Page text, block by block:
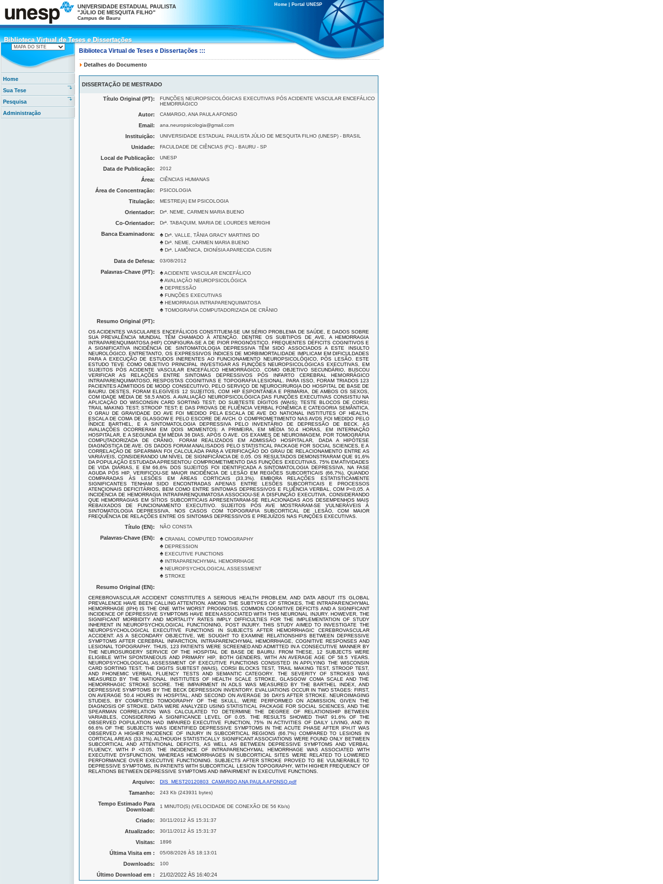
UNIVERSIDADE ESTADUAL PAULISTA
"JÚLIO DE MESQUITA FILHO"
Campus de Bauru
Home Portal UNESP
Biblioteca Virtual de Teses e Dissertações
Biblioteca Virtual de Teses e Dissertações
Home
Sua Tese
Pesquisa
Administração
Biblioteca Virtual de Teses e Dissertações :::
Detalhes do Documento
DISSERTAÇÃO DE MESTRADO
Título Original (PT):
FUNÇÕES NEUROPSICOLÓGICAS EXECUTIVAS PÓS ACIDENTE VASCULAR ENCEFÁLICO
HEMORRÁGICO
Autor: CAMARGO, ANA PAULA AFONSO
Email: ana.neuropsicologia@gmail.com
Instituição: UNIVERSIDADE ESTADUAL PAULISTA JÚLIO DE MESQUITA FILHO (UNESP) - BRASIL
Unidade: FACULDADE DE CIÊNCIAS (FC) - BAURU - SP
Local de Publicação: UNESP
Data de Publicação: 2012
Área: CIÊNCIAS HUMANAS
Área de Concentração: PSICOLOGIA
Titulação: MESTRE(A) EM PSICOLOGIA
Orientador: Drª. NEME, CARMEN MARIA BUENO
Co-Orientador: Drª. TABAQUIM, MARIA DE LOURDES MERIGHI
Banca Examinadora: ♠ Drª. VALLE, TÂNIA GRACY MARTINS DO
♠ Drª. NEME, CARMEN MARIA BUENO
♠ Drª. LAMÔNICA, DIONÍSIA APARECIDA CUSIN
Data de Defesa: 03/08/2012
Palavras-Chave (PT): ♠ACIDENTE VASCULAR ENCEFÁLICO
♠AVALIAÇÃO NEUROPSICOLÓGICA
♠ DEPRESSÃO
♠ FUNÇÕES EXECUTIVAS
♠ HEMORRAGIA INTRAPARENQUIMATOSA
♠ TOMOGRAFIA COMPUTADORIZADA DE CRÂNIO
Resumo Original (PT):
OS ACIDENTES VASCULARES ENCEFÁLICOS CONSTITUEM-SE UM SÉRIO PROBLEMA DE SAÚDE, E DADOS SOBRE
SUA PREVALÊNCIA MUNDIAL TÊM CHAMADO À ATENÇÃO. DENTRE OS SUBTIPOS DE AVE, A HEMORRAGIA
INTRAPARENQUIMATOSA (HIP) CONFIGURA-SE A DE PIOR PROGNÓSTICO. FREQUENTES DÉFICITS COGNITIVOS E
A SIGNIFICATIVA INCIDÊNCIA DE SINTOMATOLOGIA DEPRESSIVA TÊM SIDO ASSOCIADOS A ESTE INSULTO
NEUROLÓGICO. ENTRETANTO, OS EXPRESSIVOS ÍNDICES DE MORBIMORTALIDADE IMPLICAM EM DIFICULDADES
PARA A EXECUÇÃO DE ESTUDOS INERENTES AO FUNCIONAMENTO NEUROPSICOLÓGICO, PÓS LESÃO. ESTE
ESTUDO TEVE COMO OBJETIVO PRINCIPAL INVESTIGAR AS FUNÇÕES NEUROPSICOLÓGICAS EXECUTIVAS, EM
SUJEITOS PÓS ACIDENTE VASCULAR ENCEFÁLICO HEMORRÁGICO. COMO OBJETIVO SECUNDÁRIO, BUSCOU
VERIFICAR AS RELAÇÕES ENTRE SINTOMAS DEPRESSIVOS PÓS INFARTO CEREBRAL HEMORRÁGICO
INTRAPARENQUIMATOSO, RESPOSTAS COGNITIVAS E TOPOGRAFIA LESIONAL. PARA ISSO, FORAM TRIADOS 123
PACIENTES ADMITIDOS DE MODO CONSECUTIVO, PELO SERVIÇO DE NEUROCIRURGIA DO HOSPITAL DE BASE DE
BAURU. DESTES, FORAM ELEGÍVEIS 12 SUJEITOS, COM HIP ESPONTÂNEA E PRIMÁRIA, DE AMBOS OS SEXOS,
COM IDADE MÉDIA DE 58,5 ANOS. A AVALIAÇÃO NEUROPSICOLÓGICA DAS FUNÇÕES EXECUTIVAS CONSISTIU NA
APLICAÇÃO DO WISCONSIN CARD SORTING TEST; DO SUBTESTE DÍGITOS (WAIS); TESTE BLOCOS DE CORSI;
TRAIL MAKING TEST; STROOP TEST; E DAS PROVAS DE FLUÊNCIA VERBAL FONÊMICA E CATEGORIA SEMÂNTICA.
O GRAU DE GRAVIDADE DO AVE FOI MEDIDO PELA ESCALA DE AVE DO NATIONAL INSTITUTES OF HEALTH,
ESCALA DE COMA DE GLASGOW E PELO ESCORE DE AVCH. O COMPROMETIMENTO NAS AVDS FOI MEDIDO PELO
ÍNDICE BARTHEL, E A SINTOMATOLOGIA DEPRESSIVA PELO INVENTÁRIO DE DEPRESSÃO DE BECK. AS
AVALIAÇÕES OCORRERAM EM DOIS MOMENTOS: A PRIMEIRA, EM MÉDIA 50,4 HORAS, EM INTERNAÇÃO
HOSPITALAR, E A SEGUNDA EM MÉDIA 36 DIAS, APÓS O AVE. OS EXAMES DE NEUROIMAGEM, POR TOMOGRAFIA
COMPUTADORIZADA DE CRÂNIO, FORAM REALIZADOS EM ADMISSÃO HOSPITALAR, DADA A HIPÓTESE
DIAGNÓSTICA DE AVE. OS DADOS FORAM ANALISADOS PELO STATISTICAL PACKAGE FOR SOCIAL SCIENCES, E A
CORRELAÇÃO DE SPEARMAN FOI CALCULADA PARA A VERIFICAÇÃO DO GRAU DE RELACIONAMENTO ENTRE AS
VARIÁVEIS, CONSIDERANDO UM NÍVEL DE SIGNIFICÂNCIA DE 0,05. OS RESULTADOS DEMONSTRARAM QUE 91,6%
DA POPULAÇÃO ESTUDADA APRESENTOU COMPROMETIMENTO DAS FUNÇÕES EXECUTIVAS, 75% EM ATIVIDADES
DE VIDA DIÁRIAS, E EM 66,6% DOS SUJEITOS FOI IDENTIFICADA A SINTOMATOLOGIA DEPRESSIVA, NA FASE
AGUDA PÓS HIP. VERIFICOU-SE MAIOR INCIDÊNCIA DE LESÃO EM REGIÕES SUBCORTICAIS (66,7%), QUANDO
COMPARADAS ÀS LESÕES EM ÁREAS CORTICAIS (33,3%). EMBORA RELAÇÕES ESTATISTICAMENTE
SIGNIFICANTES TENHAM SIDO ENCONTRADAS APENAS ENTRE LESÕES SUBCORTICAIS E PROCESSOS
ATENCIONAIS DEFICITÁRIOS, BEM COMO ENTRE SINTOMAS DEPRESSIVOS E FLUÊNCIA VERBAL, COM P<0,05. A
INCIDÊNCIA DE HEMORRAGIA INTRAPARENQUIMATOSA ASSOCIOU-SE A DISFUNÇÃO EXECUTIVA, CONSIDERANDO
QUE HEMORRAGIAS EM SÍTIOS SUBCORTICAIS APRESENTARAM-SE RELACIONADAS AOS DESEMPENHOS MAIS
REBAIXADOS DE FUNCIONAMENTO EXECUTIVO. SUJEITOS PÓS AVE MOSTRARAM-SE VULNERÁVEIS À
SINTOMATOLOGIA DEPRESSIVA, NOS CASOS COM TOPOGRAFIA SUBCORTICAL DE LESÃO, COM MAIOR
FREQUÊNCIA DE RELAÇÕES ENTRE OS SINTOMAS DEPRESSIVOS E PREJUÍZOS NAS FUNÇÕES EXECUTIVAS.
Título (EN): NÃO CONSTA
Palavras-Chave (EN): ♠ CRANIAL COMPUTED TOMOGRAPHY
♠ DEPRESSION
♠ EXECUTIVE FUNCTIONS
♠ INTRAPARENCHYMAL HEMORRHAGE
♠ NEUROPSYCHOLOGICAL ASSESSMENT
♠ STROKE
Resumo Original (EN):
CEREBROVASCULAR ACCIDENT CONSTITUTES A SERIOUS HEALTH PROBLEM, AND DATA ABOUT ITS GLOBAL
PREVALENCE HAVE BEEN CALLING ATTENTION. AMONG THE SUBTYPES OF STROKES, THE INTRAPARENCHYMAL
HEMORRHAGE (IPH) IS THE ONE WITH WORST PROGNOSIS. COMMON COGNITIVE DEFICITS AND A SIGNIFICANT
INCIDENCE OF DEPRESSIVE SYMPTOMS HAVE BEEN ASSOCIATED WITH THIS NEURONAL INJURY. HOWEVER, THE
SIGNIFICANT MORBIDITY AND MORTALITY RATES IMPLY DIFFICULTIES FOR THE IMPLEMENTATION OF STUDY
INHERENT IN NEUROPSYCHOLOGICAL FUNCTIONING, POST INJURY. THIS STUDY AIMED TO INVESTIGATE THE
NEUROPSYCHOLOGICAL EXECUTIVE FUNCTIONS IN SUBJECTS AFTER HEMORRHAGIC CEREBROVASCULAR
ACCIDENT. AS A SECONDARY OBJECTIVE, WE SOUGHT TO EXAMINE RELATIONSHIPS BETWEEN DEPRESSIVE
SYMPTOMS AFTER CEREBRAL INFARCTION, INTRAPARENCHYMAL HEMORRHAGE, COGNITIVE RESPONSES AND
LESIONAL TOPOGRAPHY. THUS, 123 PATIENTS WERE SCREENED AND ADMITTED IN A CONSECUTIVE MANNER BY
THE NEUROSURGERY SERVICE OF THE HOSPITAL DE BASE DE BAURU. FROM THESE, 12 SUBJECTS WERE
ELIGIBLE WITH SPONTANEOUS AND PRIMARY HIP, BOTH GENDERS, WITH AN AVERAGE AGE OF 58.5 YEARS.
NEUROPSYCHOLOGICAL ASSESSMENT OF EXECUTIVE FUNCTIONS CONSISTED IN APPLYING THE WISCONSIN
CARD SORTING TEST, THE DIGITS SUBTEST (WAIS), CORSI BLOCKS TEST, TRAIL MAKING TEST, STROOP TEST,
AND PHONEMIC VERBAL FLUENCY TESTS AND SEMANTIC CATEGORY. THE SEVERITY OF STROKES WAS
MEASURED BY THE NATIONAL INSTITUTES OF HEALTH SCALE STROKE, GLASGOW COMA SCALE AND THE
HEMORRHAGIC STROKE SCORE. THE IMPAIRMENT IN ADLS WAS MEASURED BY THE BARTHEL INDEX, AND
DEPRESSIVE SYMPTOMS BY THE BECK DEPRESSION INVENTORY. EVALUATIONS OCCUR IN TWO STAGES: FIRST,
ON AVERAGE 50.4 HOURS IN HOSPITAL, AND SECOND ON AVERAGE 36 DAYS AFTER STROKE. NEUROIMAGING
STUDIES, BY COMPUTED TOMOGRAPHY OF THE SKULL, WERE PERFORMED ON ADMISSION, GIVEN THE
DIAGNOSIS OF STROKE. DATA WERE ANALYZED USING STATISTICAL PACKAGE FOR SOCIAL SCIENCES, AND THE
SPEARMAN CORRELATION WAS CALCULATED TO DETERMINE THE DEGREE OF RELATIONSHIP BETWEEN
VARIABLES, CONSIDERING A SIGNIFICANCE LEVEL OF 0.05. THE RESULTS SHOWED THAT 91.6% OF THE
OBSERVED POPULATION HAD IMPAIRED EXECUTIVE FUNCTION, 75% IN ACTIVITIES OF DAILY LIVING, AND IN
66.6% OF THE SUBJECTS WAS IDENTIFIED DEPRESSIVE SYMPTOMS IN THE ACUTE PHASE AFTER IPH.IT WAS
OBSERVED A HIGHER INCIDENCE OF INJURY IN SUBCORTICAL REGIONS (66.7%) COMPARED TO LESIONS IN
CORTICAL AREAS (33.3%). ALTHOUGH STATISTICALLY SIGNIFICANT ASSOCIATIONS WERE FOUND ONLY BETWEEN
SUBCORTICAL AND ATTENTIONAL DEFICITS, AS WELL AS BETWEEN DEPRESSIVE SYMPTOMS AND VERBAL
FLUENCY, WITH P <0.05. THE INCIDENCE OF INTRAPARENCHYMAL HEMORRHAGE WAS ASSOCIATED WITH
EXECUTIVE DYSFUNCTION, WHEREAS HEMORRHAGES IN SUBCORTICAL SITES WERE RELATED TO LOWERED
PERFORMANCE OVER EXECUTIVE FUNCTIONING. SUBJECTS AFTER STROKE PROVED TO BE VULNERABLE TO
DEPRESSIVE SYMPTOMS, IN PATIENTS WITH SUBCORTICAL LESION TOPOGRAPHY, WITH HIGHER FREQUENCY OF
RELATIONS BETWEEN DEPRESSIVE SYMPTOMS AND IMPAIRMENT IN EXECUTIVE FUNCTIONS.
Arquivo: DIS_MEST20120803_CAMARGO ANA PAULA AFONSO.pdf
Tamanho: 243 Kb (243931 bytes)
Tempo Estimado Para
Download:
1 MINUTO(S) (VELOCIDADE DE CONEXÃO DE 56 Kb/s)
Criado: 30/11/2012 ÀS 15:31:37
Atualizado: 30/11/2012 ÀS 15:31:37
Visitas: 1896
Última Visita em : 05/08/2026 ÀS 18:13:01
Downloads: 100
Último Download em : 21/02/2022 ÀS 16:40:24